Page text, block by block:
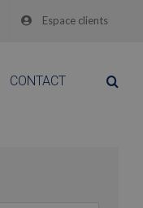
Espace clients
CONTACT